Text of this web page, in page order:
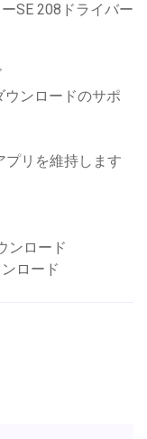
SE 208ドライバー
ウンロードのサポ
プリを維持します
ンロード
ロード